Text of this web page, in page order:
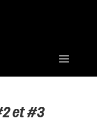
et #3